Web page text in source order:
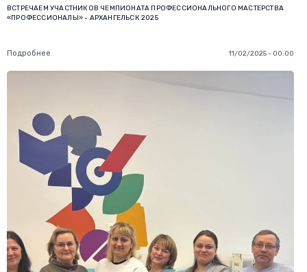
ВСТРЕЧАЕМ УЧАСТНИКОВ ЧЕМПИОНАТА ПРОФЕССИОНАЛЬНОГО МАСТЕРСТВА
«ПРОФЕССИОНАЛЫ» - АРХАНГЕЛЬСК 2025
Подробнее 11/02/2025 - 00:00